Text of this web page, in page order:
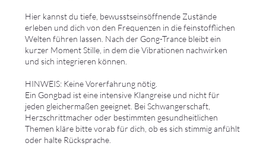
Hier kannst du tiefe, bewusstseinsöffnende Zustände
erleben und dich von den Frequenzen in die feinstofflichen
Welten führen lassen. Nach der Gong-Trance bleibt ein
kurzer Moment Stille, in dem die Vibrationen nachwirken
und sich integrieren können.
HINWEIS: Keine Vorerfahrung nötig.
Ein Gongbad ist eine intensive Klangreise und nicht für
jeden gleichermaßen geeignet. Bei Schwangerschaft,
Herzschrittmacher oder bestimmten gesundheitlichen
Themen kläre bitte vorab für dich, ob es sich stimmig anfühlt
oder halte Rücksprache.